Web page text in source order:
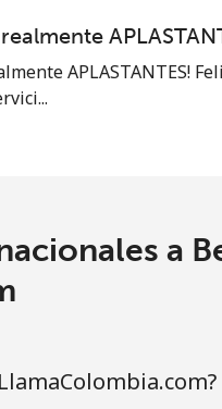
APLASTANTES!
a